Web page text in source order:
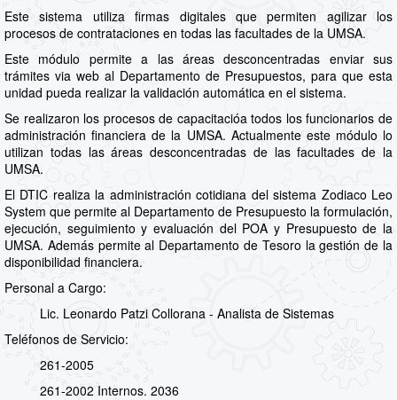
Este sistema utiliza firmas digitales que permiten agilizar los
procesos de contrataciones en todas las facultades de la UMSA.
Este módulo permite a las áreas desconcentradas enviar sus
trámites via web al Departamento de Presupuestos, para que esta
unidad pueda realizar la validación automática en el sistema.
Se realizaron los procesos de capacitacióa todos los funcionarios de
administración financiera de la UMSA. Actualmente este módulo lo
utilizan todas las áreas desconcentradas de las facultades de la
UMSA.
El DTIC realiza la administración cotidiana del sistema Zodiaco Leo
System que permite al Departamento de Presupuesto la formulación,
ejecución, seguimiento y evaluación del POA y Presupuesto de la
UMSA. Además permite al Departamento de Tesoro la gestión de la
disponibilidad financiera.
Personal a Cargo:
Lic. Leonardo Patzi Collorana - Analista de Sistemas
Teléfonos de Servicio:
261-2005
261-2002 Internos. 2036